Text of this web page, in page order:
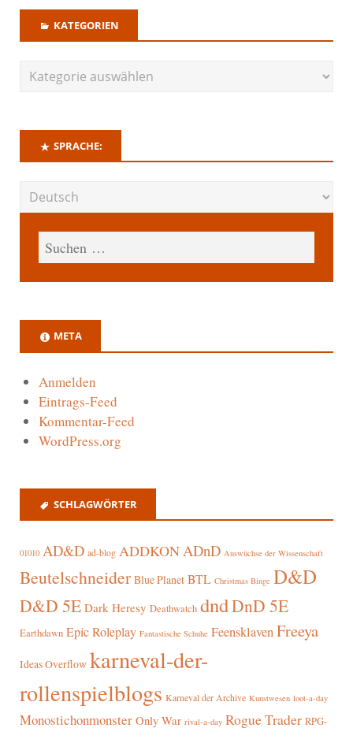
KATEGORIEN
SPRACHE:
META
Anmelden
Eintrags-Feed
Kommentar-Feed
WordPress.org
SCHLAGWÖRTER
01010 AD&D ad-blog ADDKONADnD Auswüchse der Wissenschaft
Beutelschneider Blue Planet BTL Christmas Binge D&D
D&D 5E Dark Heresy Deathwatch dndDnD 5E
Earthdawn Epic Roleplay Fantastische Schuhe FeensklavenFreeya
Ideas Overflow karneval-der-
rollenspielblogs Karneval der Archive Kunstwesen loot-a-day
Monostichonmonster Only War rival-a-day Rogue Trader RPG-